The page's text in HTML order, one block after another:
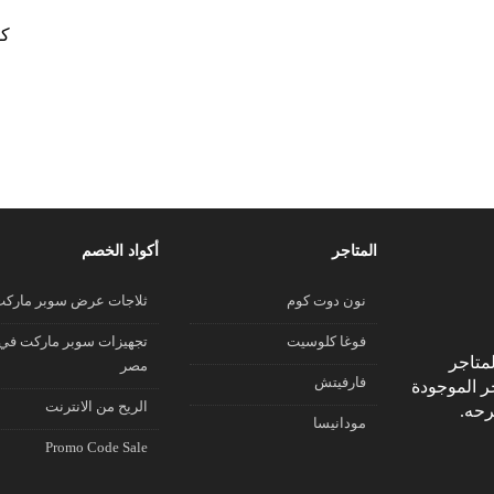
الموجودة
المتاجر
نون دوت كوم
فوغا كلوسيت
فارفيتش
مودانيسا
أكواد الخصم
ثلاجات عرض سوبر
تجهيزات سوبر ماركت في
مصر
الريح من الانترنت
Promo Code Sale